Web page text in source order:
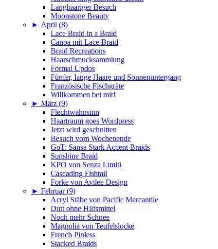
Langhaariger Besuch
Moonstone Beauty
► April (8)
Lace Braid in a Braid
Canoa mit Lace Braid
Braid Recreations
Haarschmucksammlung
Formal Updos
Fünfer, lange Haare und Sonnenuntergang
Französische Fischgräte
Willkommen bei mir!
► März (9)
Flechtwahnsinn
Haartraum goes Wordpress
Jetzt wird geschnitten
Besuch vom Wochenende
GoT: Sansa Stark Accent Braids
Sunshine Braid
KPO von Senza Limiti
Cascading Fishtail
Forke von Avilee Design
► Februar (9)
Acryl Stäbe von Pacific Mercantile
Dutt ohne Hilfsmittel
Noch mehr Schnee
Magnolia von Teufelslocke
French Pinless
Stacked Braids